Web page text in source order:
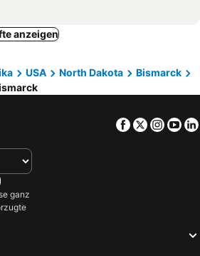
anzeigen
USA North Dakota
Bismarck
Facebook
Twitter
ganz